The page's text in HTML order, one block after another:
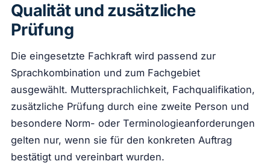
Qualität und zusätzliche
Prüfung
Die eingesetzte Fachkraft wird passend zur
Sprachkombination und zum Fachgebiet
ausgewählt. Muttersprachlichkeit, Fachqualifikation,
zusätzliche Prüfung durch eine zweite Person und
besondere Norm- oder Terminologieanforderungen
gelten nur, wenn sie für den konkreten Auftrag
bestätigt und vereinbart wurden.